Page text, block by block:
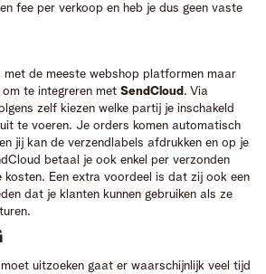
fee per verkoop en heb je dus geen vaste
met de meeste webshop platformen maar
te integreren met SendCloud . Via
zelf kiezen welke partij je inschakeld
te voeren. Je orders komen automatisch
jij kan de verzendlabels afdrukken en op je
betaal je ook enkel per verzonden
kosten. Een extra voordeel is dat zij ook een
dat je klanten kunnen gebruiken als ze
uitzoeken gaat er waarschijnlijk veel tijd